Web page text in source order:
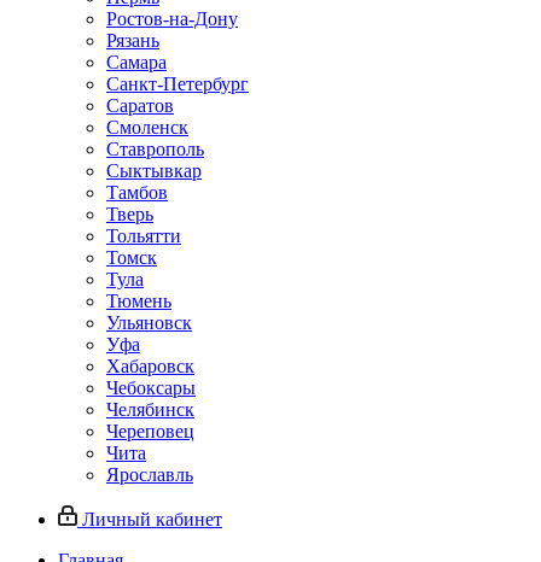
Ростов-на-Дону
Рязань
Самара
Санкт-Петербург
Саратов
Смоленск
Ставрополь
Сыктывкар
Тамбов
Тверь
Тольятти
Томск
Тула
Тюмень
Ульяновск
Уфа
Хабаровск
Чебоксары
Челябинск
Череповец
Чита
Ярославль
Личный кабинет